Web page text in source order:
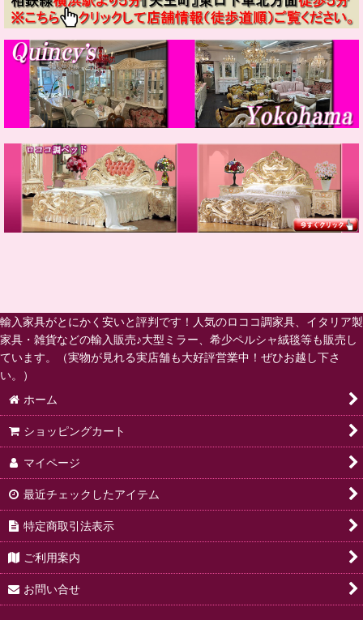
輸入家具がとにかく安いと評判です！人気のロココ調家具、イタリア製
家具・雑貨などの輸入販売♪大型ミラー、希少ペルシャ絨毯等も販売し
ています。（実物が見れる実店舗も大好評営業中！ぜひお越し下さ
い。）
ホーム
ショッピングカート
マイページ
最近チェックしたアイテム
特定商取引法表示
ご利用案内
お問い合せ